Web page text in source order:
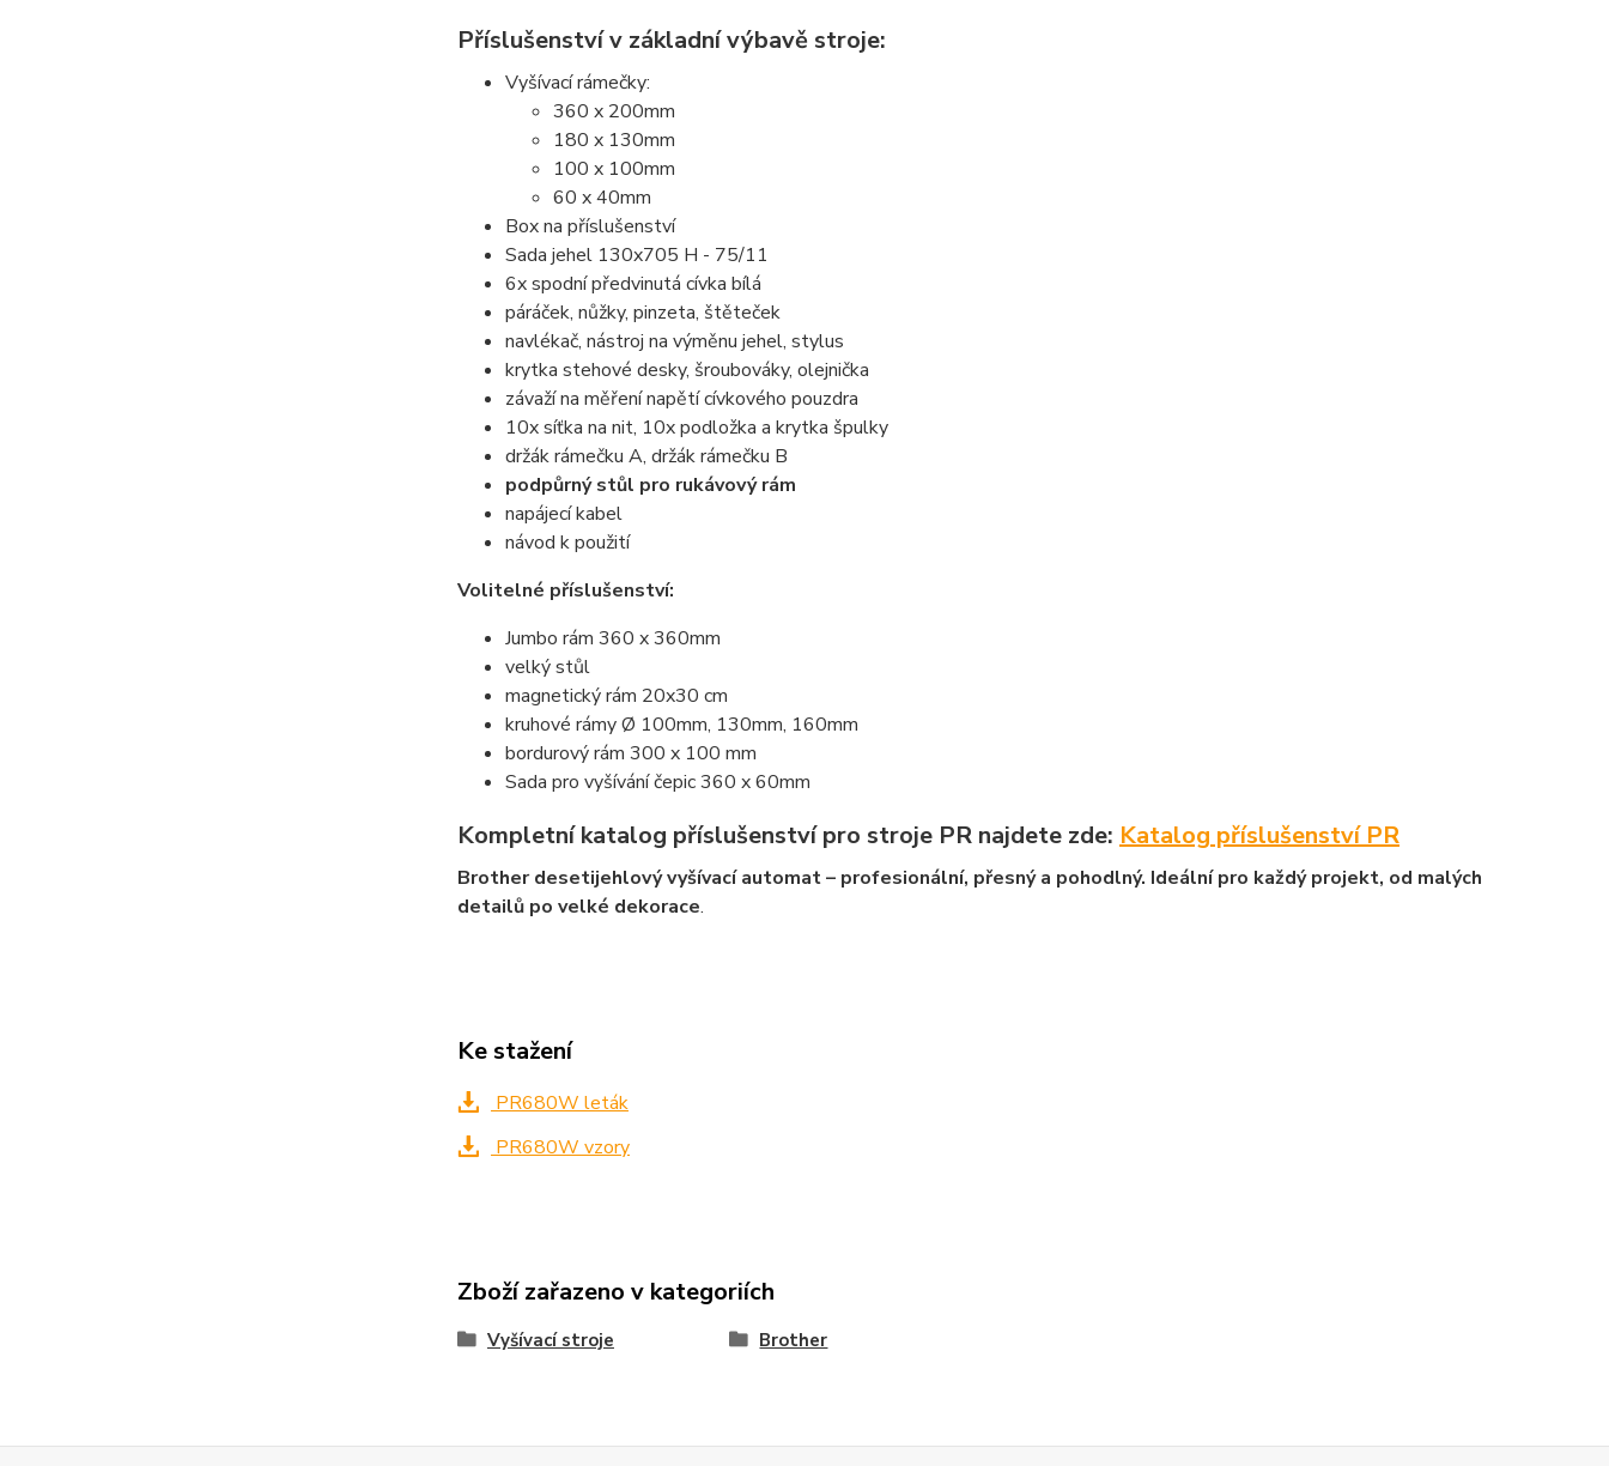
Příslušenství v základní výbavě stroje:
Vyšívací rámečky:
360 x 200mm
180 x 130mm
100 x 100mm
60 x 40mm
Box na příslušenství
Sada jehel 130x705 H - 75/11
6x spodní předvinutá cívka bílá
páráček, nůžky, pinzeta, štěteček
navlékač, nástroj na výměnu jehel, stylus
krytka stehové desky, šroubováky, olejnička
závaží na měření napětí cívkového pouzdra
10x síťka na nit, 10x podložka a krytka špulky
držák rámečku A, držák rámečku B
podpůrný stůl pro rukávový rám
napájecí kabel
návod k použití
Volitelné příslušenství:
Jumbo rám 360 x 360mm
velký stůl
magnetický rám 20x30 cm
kruhové rámy Ø 100mm, 130mm, 160mm
bordurový rám 300 x 100 mm
Sada pro vyšívání čepic 360 x 60mm
Kompletní katalog příslušenství pro stroje PR najdete zde: Katalog příslušenství PR
Brother desetijehlový vyšívací automat – profesionální, přesný a pohodlný. Ideální pro každý projekt, od malých
detailů po velké dekorace.
Ke stažení
PR680W leták
PR680W vzory
Zboží zařazeno v kategoriích
Vyšívací stroje Brother